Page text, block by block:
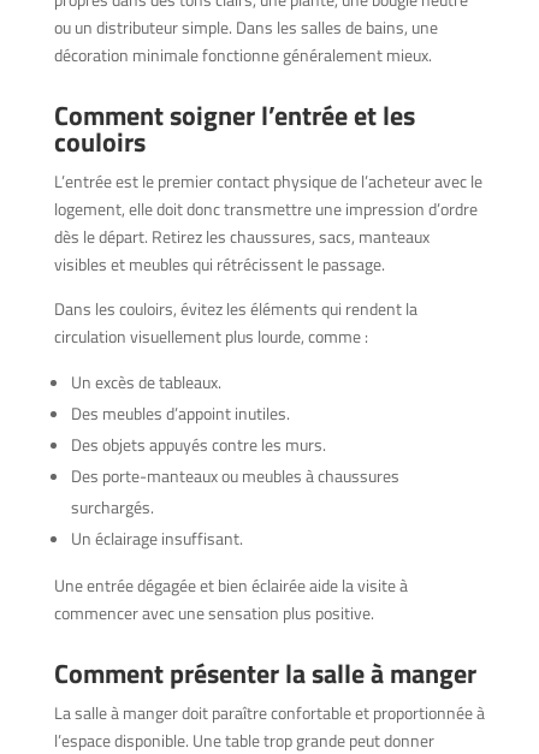
ou un distributeur simple. Dans les salles de bains, une
décoration minimale fonctionne généralement mieux.
Comment soigner l’entrée et les
couloirs
L’entrée est le premier contact physique de l’acheteur avec le
logement, elle doit donc transmettre une impression d’ordre
dès le départ. Retirez les chaussures, sacs, manteaux
visibles et meubles qui rétrécissent le passage.
Dans les couloirs, évitez les éléments qui rendent la
circulation visuellement plus lourde, comme :
Un excès de tableaux.
Des meubles d’appoint inutiles.
Des objets appuyés contre les murs.
Des porte-manteaux ou meubles à chaussures
surchargés.
Un éclairage insuffisant.
Une entrée dégagée et bien éclairée aide la visite à
commencer avec une sensation plus positive.
Comment présenter la salle à manger
La salle à manger doit paraître confortable et proportionnée à
l’espace disponible. Une table trop grande peut donner